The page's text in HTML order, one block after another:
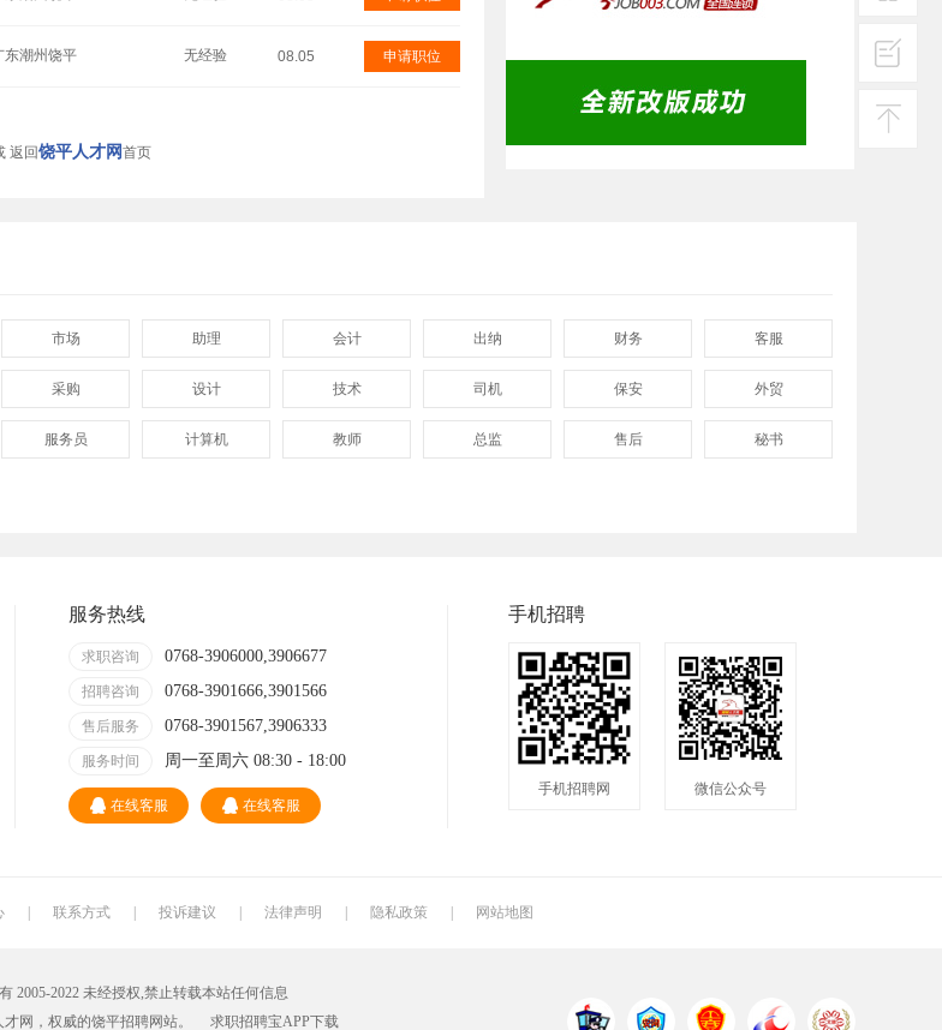
东潮州饶平 无经验 08.05 申请职位
返回饶平人才网首页
市场 助理 会计 出纳 财务 客服
采购 设计 技术 司机 保安 外贸
服务员 计算机 教师 总监 售后 秘书
叉车工 修理工 学徒工 车位工
抛光工 空调工
磨工 铣工 工人
跟车送货员 组长
服务热线
求职咨询 0768-3906000,3906677
招聘咨询 0768-3901666,3901566
售后服务 0768-3901567,3906333
服务时间 周一至周六 08:30 - 18:00
在线客服 在线客服
手机招聘
手机招聘网 微信公众号
联系方式 投诉建议 法律声明 隐私政策 网站地图
2005-2022 未经授权,禁止转载本站任何信息
网，权威的饶平招聘网站。 求职招聘宝APP下载
客服
建议